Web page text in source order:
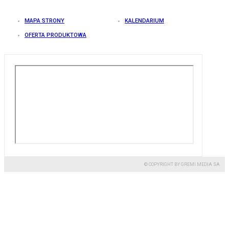
MAPA STRONY KALENDARIUM
OFERTA PRODUKTOWA
© COPYRIGHT BY GREMI MEDIA SA